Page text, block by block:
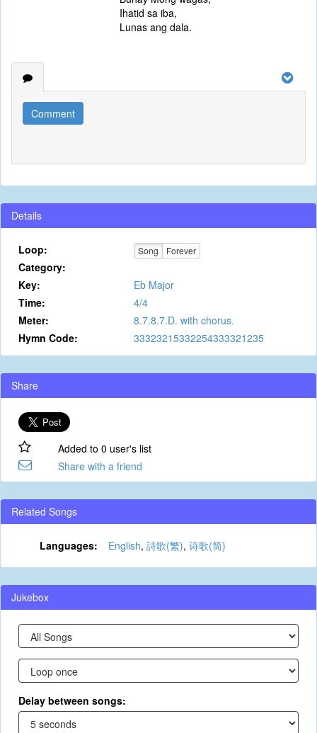
Ihatid sa iba,
Lunas ang dala.
Comment
Details
Loop: Song Forever
Category:
Key:
Eb Major
Time:
4/4
Meter:
8.7.8.7.D. with chorus.
Hymn Code:
33323215332254333321235
Share
Added to 0 user's list
Share with a friend
Related Songs
Languages: English, 詩歌(繁), 诗歌(简)
Jukebox
Delay between songs: